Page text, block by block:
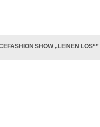
SHOW „LEINEN LOS“”